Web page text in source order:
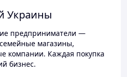
Украины
предприниматели —
магазины,
компании. Каждая покупка
бизнес.